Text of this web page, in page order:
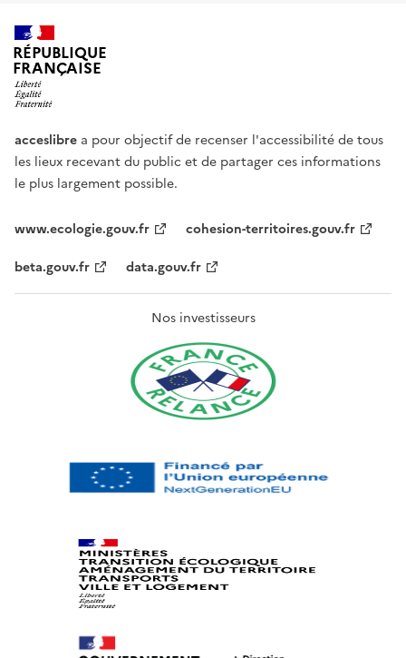
RÉPUBLIQUE
FRANÇAISE
acceslibre a pour objectif de recenser l'accessibilité de tous
les lieux recevant du public et de partager ces informations
le plus largement possible.
www.ecologie.gouv.fr
cohesion-territoires.gouv.fr
beta.gouv.fr
data.gouv.fr
Nos investisseurs